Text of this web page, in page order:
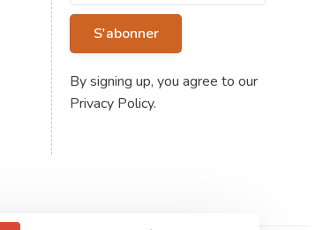
S'abonner
By signing up, you agree to our
Privacy Policy.